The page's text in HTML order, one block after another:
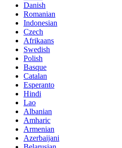
Danish
Romanian
Indonesian
Czech
Afrikaans
Swedish
Polish
Basque
Catalan
Esperanto
Hindi
Lao
Albanian
Amharic
Armenian
Azerbaijani